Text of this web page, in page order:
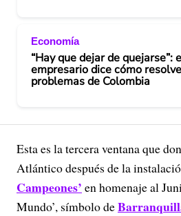
Economía
“Hay que dejar de quejarse”:
empresario dice cómo
problemas de Colombia
Esta es la tercera ventana que
Atlántico después de la
Campeones’ en homenaje al
Mundo’, símbolo de